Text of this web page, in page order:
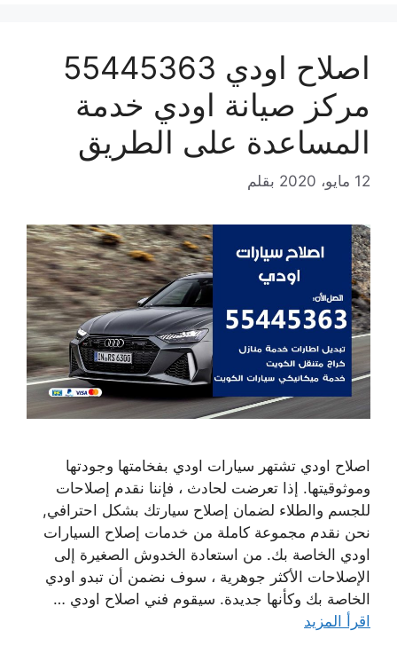
اصلاح اودي 55445363
مركز صيانة اودي خدمة
المساعدة على الطريق
12 مايو، 2020 بقلم
اصلاح اودي تشتهر سيارات اودي بفخامتها وجودتها
وموثوقيتها. إذا تعرضت لحادث ، فإننا نقدم إصلاحات
للجسم والطلاء لضمان إصلاح سيارتك بشكل احترافي,
نحن نقدم مجموعة كاملة من خدمات إصلاح السيارات
اودي الخاصة بك. من استعادة الخدوش الصغيرة إلى
الإصلاحات الأكثر جوهرية ، سوف نضمن أن تبدو اودي
الخاصة بك وكأنها جديدة. سيقوم فني اصلاح اودي …
اقرأ المزيد